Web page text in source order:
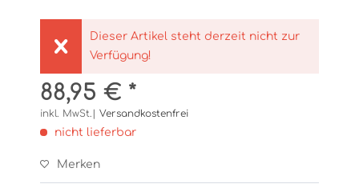
Dieser Artikel steht derzeit nicht zur
Verfügung!
88,95 € *
inkl. MwSt.| Versandkostenfrei
nicht lieferbar
Merken